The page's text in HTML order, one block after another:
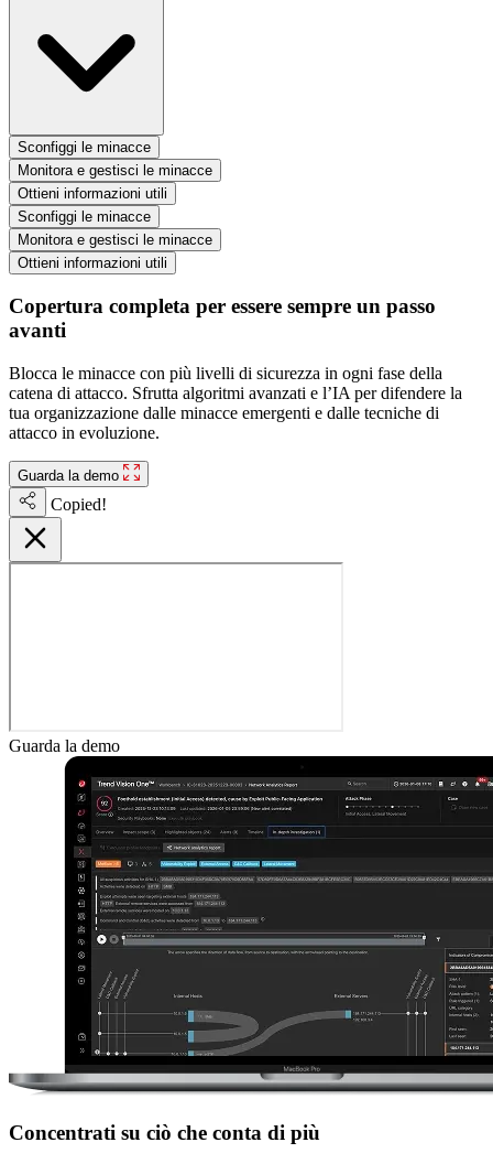
Sconfiggi le minacce
Monitora e gestisci le minacce
Ottieni informazioni utili
Sconfiggi le minacce
Monitora e gestisci le minacce
Ottieni informazioni utili
Copertura completa per essere sempre un passo
avanti
Blocca le minacce con più livelli di sicurezza in ogni fase della
catena di attacco. Sfrutta algoritmi avanzati e l’IA per difendere la
tua organizzazione dalle minacce emergenti e dalle tecniche di
attacco in evoluzione.
Guarda la demo
Copied!
Guarda la demo
Concentrati su ciò che conta di più